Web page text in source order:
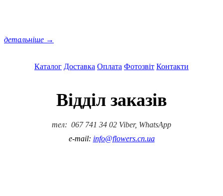
детальніше →
Каталог Доставка Оплата Фотозвіт Контакти
Відділ заказів
тел: 067 741 34 02 Viber, WhatsApp
e-mail: info@flowers.cn.ua